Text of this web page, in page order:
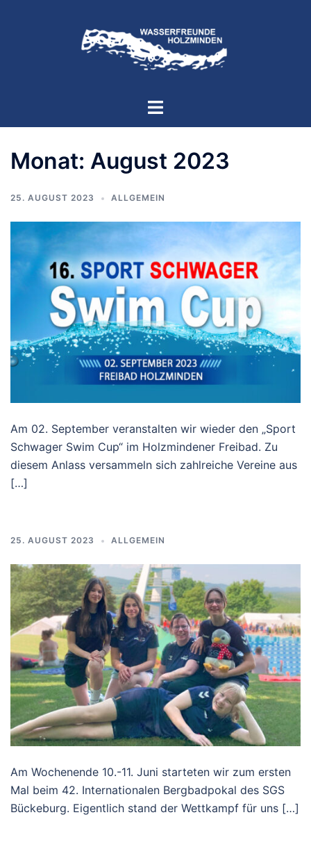
Menü
Monat: August 2023
25. AUGUST 2023 ALLGEMEIN
Am 02. September veranstalten wir wieder den „Sport
Schwager Swim Cup“ im Holzmindener Freibad. Zu
diesem Anlass versammeln sich zahlreiche Vereine aus
[…]
25. AUGUST 2023 ALLGEMEIN
Am Wochenende 10.-11. Juni starteten wir zum ersten
Mal beim 42. Internationalen Bergbadpokal des SGS
Bückeburg. Eigentlich stand der Wettkampf für uns […]